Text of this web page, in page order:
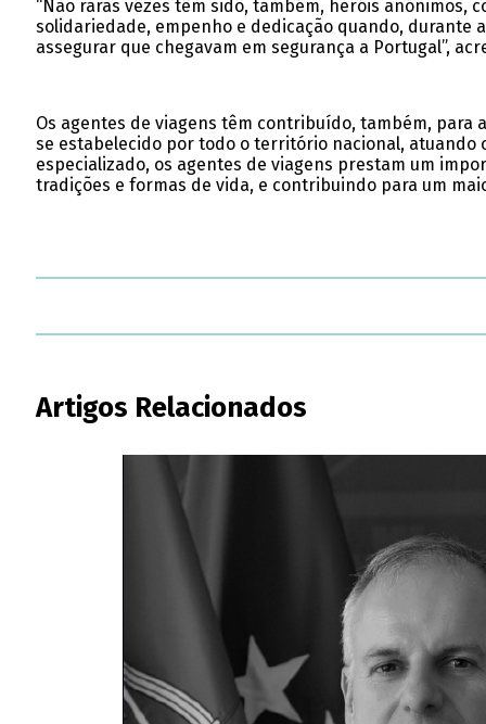
“Não raras vezes têm sido, também, heróis
solidariedade, empenho e dedicação quando, durante
assegurar que chegavam em segurança a Portugal”,
Os agentes de viagens têm contribuído, também, para
se estabelecido por todo o território nacional, atuando
especializado, os agentes de viagens prestam um
tradições e formas de vida, e contribuindo para um
Artigos Relacionados